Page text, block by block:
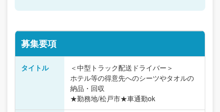
募集要項
タイトル
＜中型トラック配送ドライバー＞
ホテル等の得意先へのシーツやタオルの
納品・回収
★勤務地/松戸市★車通勤ok